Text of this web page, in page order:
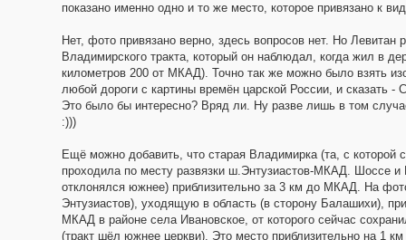
показано именно одно и то же место, которое привязано к
Нет, фото привязано верно, здесь вопросов нет. Но
Владимирского тракта, который он наблюдал, когда жил в
километров 200 от МКАД). Точно так же можно было взять
любой дороги с картины времён царской России, и сказать -
Это было бы интересно? Вряд ли. Ну разве лишь в том
:)))
Ещё можно добавить, что старая Владимирка (та, с которой
проходила по месту развязки ш.Энтузиастов-МКАД. Шоссе и
отклонялся южнее) приблизительно за 3 км до МКАД. На
Энтузиастов), уходящую в область (в сторону Балашихи),
МКАД в районе села Ивановское, от которого сейчас
(тракт шёл южнее церкви). Это место приблизительно на 1